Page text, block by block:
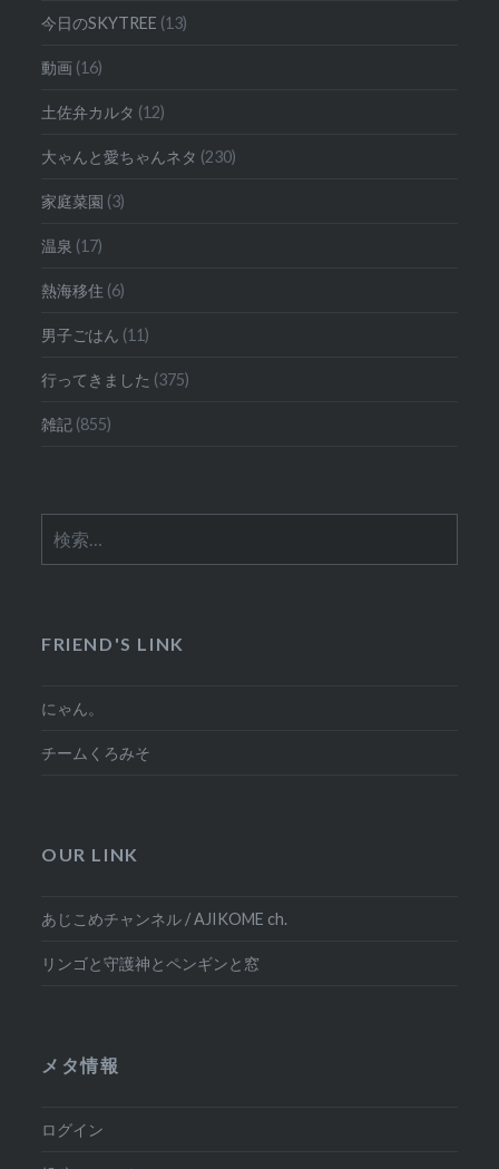
今日のSKYTREE (13)
動画 (16)
土佐弁カルタ (12)
大ゃんと愛ちゃんネタ (230)
家庭菜園 (3)
温泉 (17)
熱海移住 (6)
男子ごはん (11)
行ってきました (375)
雑記 (855)
索:
FRIEND'S LINK
にゃん。
チームくろみそ
OUR LINK
あじこめチャンネル / AJIKOME ch.
リンゴと守護神とペンギンと窓
メタ情報
ログイン